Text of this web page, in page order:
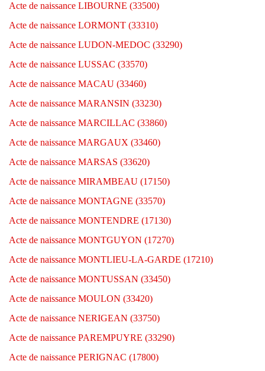
Acte de naissance LIBOURNE (33500)
Acte de naissance LORMONT (33310)
Acte de naissance LUDON-MEDOC (33290)
Acte de naissance LUSSAC (33570)
Acte de naissance MACAU (33460)
Acte de naissance MARANSIN (33230)
Acte de naissance MARCILLAC (33860)
Acte de naissance MARGAUX (33460)
Acte de naissance MARSAS (33620)
Acte de naissance MIRAMBEAU (17150)
Acte de naissance MONTAGNE (33570)
Acte de naissance MONTENDRE (17130)
Acte de naissance MONTGUYON (17270)
Acte de naissance MONTLIEU-LA-GARDE (17210)
Acte de naissance MONTUSSAN (33450)
Acte de naissance MOULON (33420)
Acte de naissance NERIGEAN (33750)
Acte de naissance PAREMPUYRE (33290)
Acte de naissance PERIGNAC (17800)